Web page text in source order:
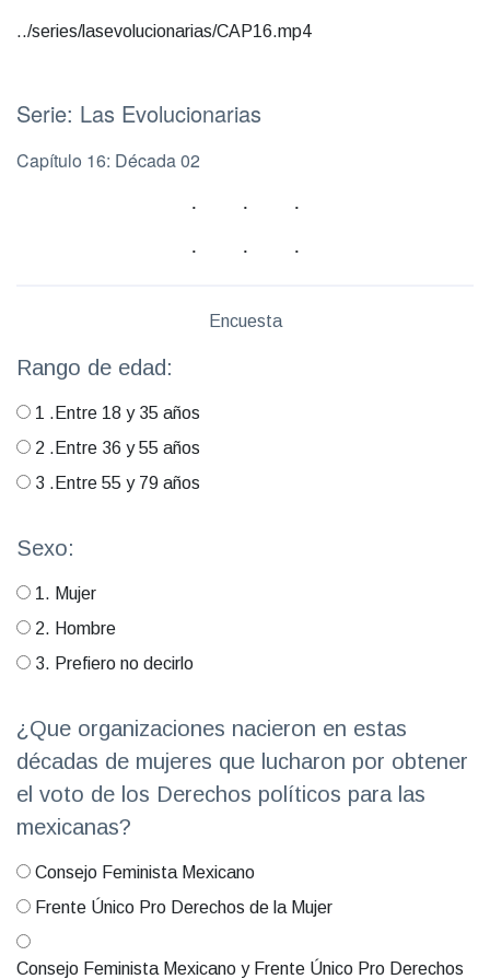
../series/lasevolucionarias/CAP16.mp4
Serie: Las Evolucionarias
Capítulo 16: Década 02
Encuesta
Rango de edad:
1 .Entre 18 y 35 años
2 .Entre 36 y 55 años
3 .Entre 55 y 79 años
Sexo:
1. Mujer
2. Hombre
3. Prefiero no decirlo
¿Que organizaciones nacieron en estas
décadas de mujeres que lucharon por obtener
el voto de los Derechos políticos para las
mexicanas?
Consejo Feminista Mexicano
Frente Único Pro Derechos de la Mujer
Consejo Feminista Mexicano y Frente Único Pro Derechos